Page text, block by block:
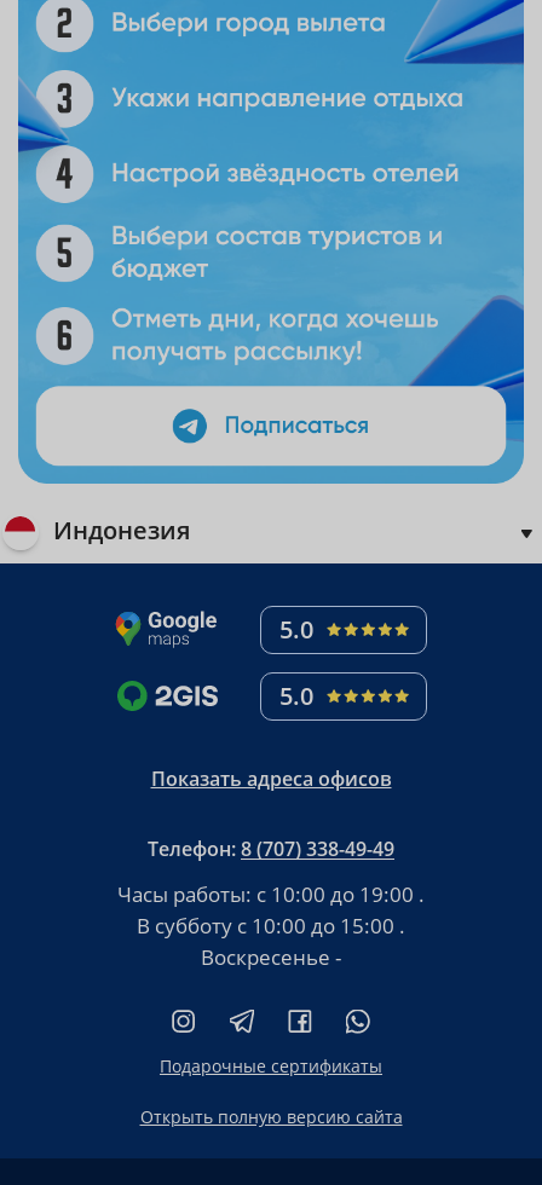
Индонезия
5.0
5.0
Показать адреса офисов
Телефон:8 (707) 338-49-49
Часы работы: с 10:00 до 19:00 .
В субботу с 10:00 до 15:00 .
Воскресенье -
Подарочные сертификаты
Открыть полную версию сайта